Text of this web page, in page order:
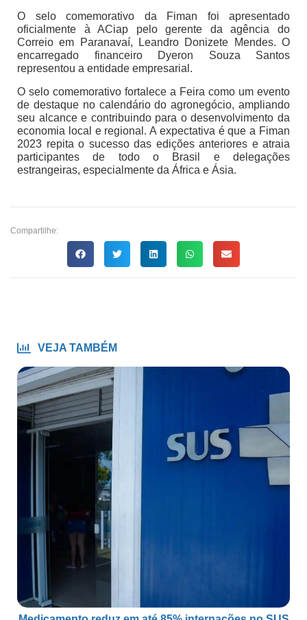
O selo comemorativo da Fiman foi apresentado
oficialmente à ACiap pelo gerente da agência do
Correio em Paranavaí, Leandro Donizete Mendes. O
encarregado financeiro Dyeron Souza Santos
representou a entidade empresarial.
O selo comemorativo fortalece a Feira como um evento
de destaque no calendário do agronegócio, ampliando
seu alcance e contribuindo para o desenvolvimento da
economia local e regional. A expectativa é que a Fiman
2023 repita o sucesso das edições anteriores e atraia
participantes de todo o Brasil e delegações
estrangeiras, especialmente da África e Ásia.
Compartilhe:
VEJA TAMBÉM